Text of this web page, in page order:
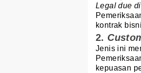
Legal due
kontrak
2.
Jenis ini
kepuasan